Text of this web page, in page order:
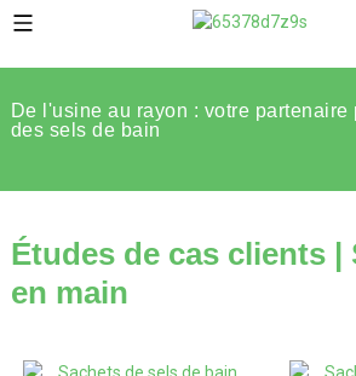
De l'usine au rayon : votre
des sels de bain
Études de cas clients |
en main